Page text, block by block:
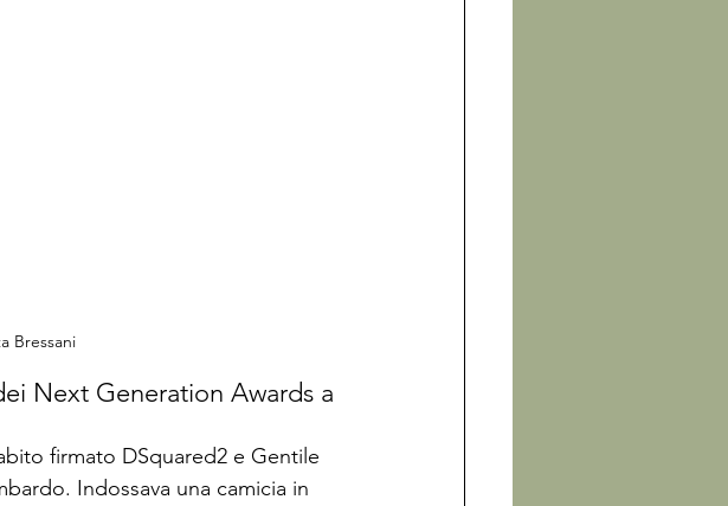
Bressani
Next Generation Awards a
firmato DSquared2 e Gentile
Indossava una camicia in